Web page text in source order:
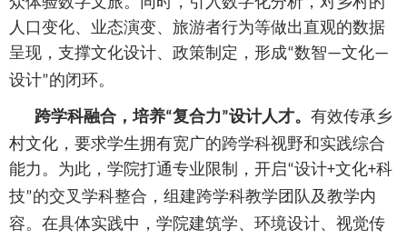
人口变化、业态演变、旅游者行为等做出直观的数据
呈现，支撑文化设计、政策制定，形成“数智—文化—
设计”的闭环。
跨学科融合，培养“复合力”设计人才。 有效传承乡
村文化，要求学生拥有宽广的跨学科视野和实践综合
能力。为此，学院打通专业限制，开启“设计+文化+科
技”的交叉学科整合，组建跨学科教学团队及教学内
容。在具体实践中，学院建筑学、环境设计、视觉传